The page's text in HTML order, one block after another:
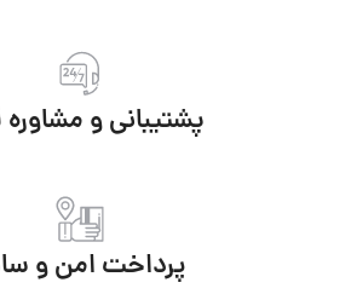
پشتیبانی و
پرداخت امن و